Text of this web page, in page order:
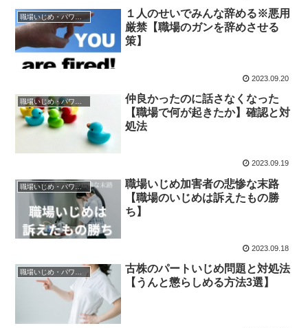
職場いじめ・パワハラ
１人のせいでみんな辞める※悪用
厳禁【職場のガンを辞めさせる
策】
2023.09.20
職場いじめ・パワハラ
仲良かったのに話さなくなった
【職場で何が起きたか】確認と対
処法
2023.09.19
職場いじめ・パワハラ
職場いじめ加害者の悲惨な末路
【職場のいじめは訴えたもの勝
ち】
2023.09.18
古株のパートいじめ問題と対処法
【うんと懲らしめる方法3選】